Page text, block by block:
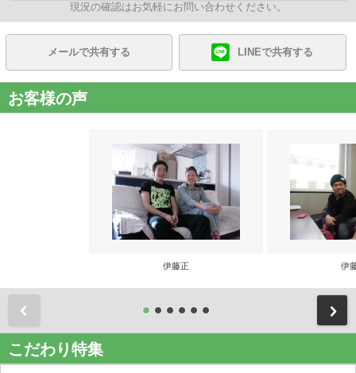
現況の確認はお気軽にお問い合わせください。
メールで共有する LINEで共有する
お客様の声
伊藤正 伊
こだわり特集